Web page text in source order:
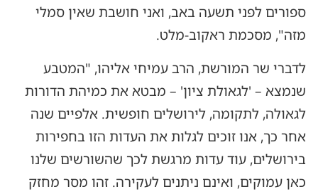
ספורים לפני תשעה באב, ואני חושבת שאין סמלי
מזה", מסכמת ראקוב-מלט.
לדברי שר המורשת, הרב עמיחי אליהו, "המטבע
שנמצא – 'לגאולת ציון' – מבטא את כמיהת הדורות
לגאולה, לתקומה, לירושלים חופשית. אלפיים שנה
אחר כך, אנו זוכים לגלות את העדות הזו בחפירות
בירושלים, עוד עדות מרגשת לכך שהשורשים שלנו
כאן עמוקים, ואינם ניתנים לעקירה. זהו מסר מחזק